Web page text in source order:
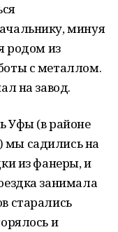
минуя
родом из
с металлом.
на завод.
Уфы (в районе
мы садились на
из фанеры, и
занимала
старались
и